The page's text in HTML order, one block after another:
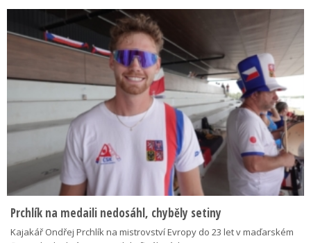
Prchlík na medaili nedosáhl, chyběly setiny
Kajakář Ondřej Prchlík na mistrovství Evropy do 23 let v maďarském